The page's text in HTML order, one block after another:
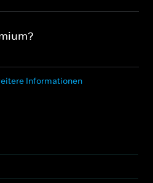
Informationen